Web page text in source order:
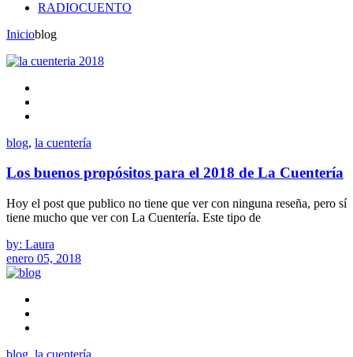
RADIOCUENTO
Inicioblog
blog, la cuentería
Los buenos propósitos para el 2018 de La Cuentería
Hoy el post que publico no tiene que ver con ninguna reseña, pero sí
tiene mucho que ver con La Cuentería. Este tipo de
by: Laura
enero 05, 2018
blog, la cuentería